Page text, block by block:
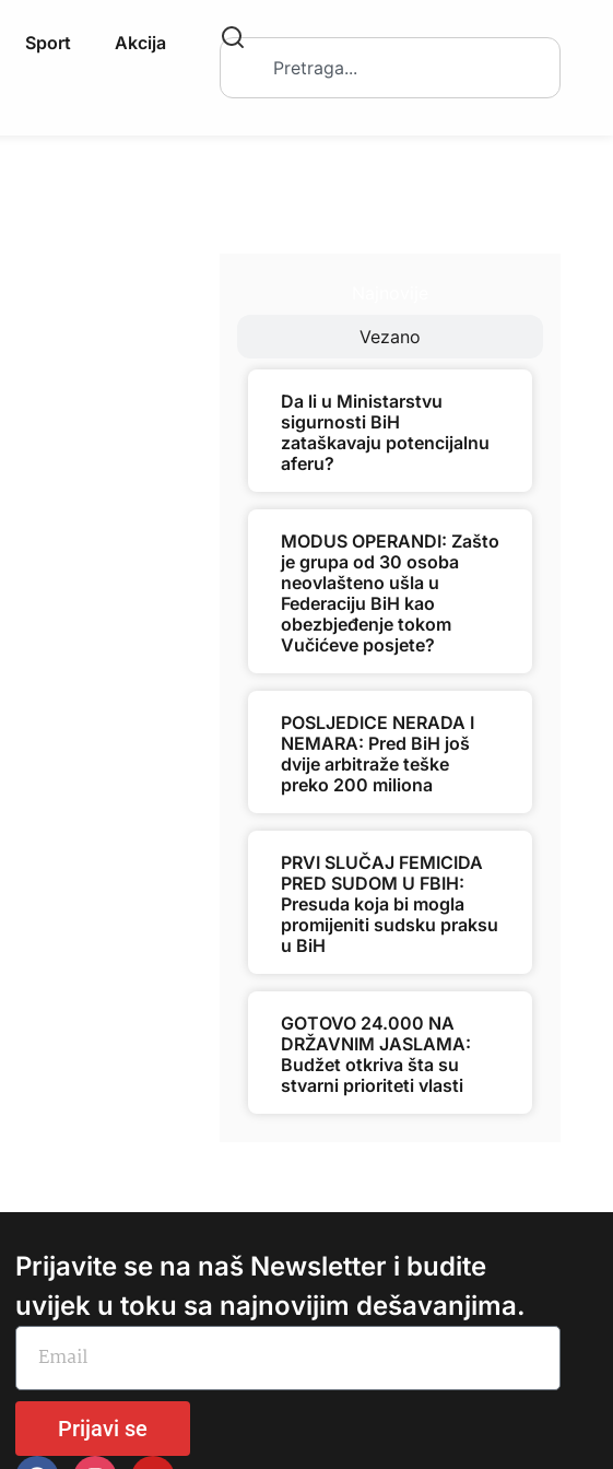
Sport Akcija
Vezano
Da li u Ministarstvu
sigurnosti BiH
zataškavaju potencijalnu
aferu?
MODUS OPERANDI: Zašto
je grupa od 30 osoba
neovlašteno ušla u
Federaciju BiH kao
obezbjeđenje tokom
Vučićeve posjete?
POSLJEDICE NERADA I
NEMARA: Pred BiH još
dvije arbitraže teške
preko 200 miliona
PRVI SLUČAJ FEMICIDA
PRED SUDOM U FBIH:
Presuda koja bi mogla
promijeniti sudsku praksu
u BiH
GOTOVO 24.000 NA
DRŽAVNIM JASLAMA:
Budžet otkriva šta su
stvarni prioriteti vlasti
Prijavite se na naš Newsletter i budite
uvijek u toku sa najnovijim dešavanjima.
Prijavi se